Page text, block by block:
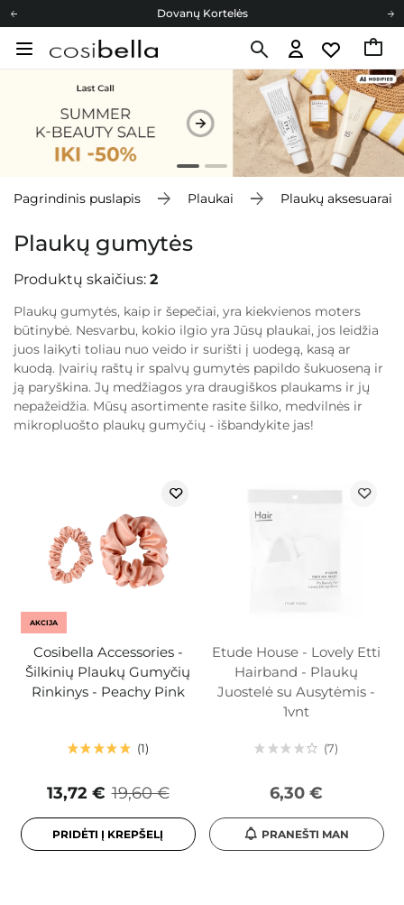
Dovanų Kortelės
Cosibella lojalumo programa
Dovanų Kortelės
Pagrindinis puslapis Plaukai Plaukų aksesuarai
Plaukų gumytės
Produktų skaičius: 2
Plaukų gumytės, kaip ir šepečiai, yra kiekvienos moters
būtinybė. Nesvarbu, kokio ilgio yra Jūsų plaukai, jos leidžia
juos laikyti toliau nuo veido ir surišti į uodegą, kasą ar
kuodą. Įvairių raštų ir spalvų gumytės papildo šukuoseną ir
ją paryškina. Jų medžiagos yra draugiškos plaukams ir jų
nepažeidžia. Mūsų asortimente rasite šilko, medvilnės ir
mikropluošto plaukų gumyčių - išbandykite jas!
AKCIJA
Cosibella Accessories -
Šilkinių Plaukų Gumyčių
Rinkinys - Peachy Pink
1
19,60 €
13,72 €
PRIDĖTI Į KREPŠELĮ
Etude House - Lovely Etti
Hairband - Plaukų
Juostelė su Ausytėmis -
1vnt
7
6,30 €
PRANEŠTI MAN